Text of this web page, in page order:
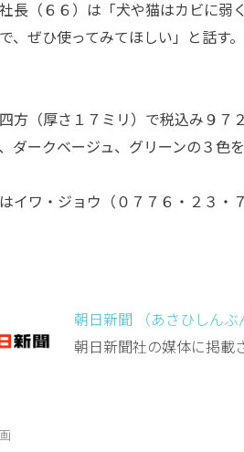
長（６６）は「犬や猫はカビに弱
、ぜひ使ってみてほしい」と話す
方（厚さ１７ミリ）で税込み９７
ダークベージュ、グリーンの３色
イワ・ジョウ（０７７６・２３・
朝日新聞 （あさひしんぶ
朝日新聞社の媒体に掲載